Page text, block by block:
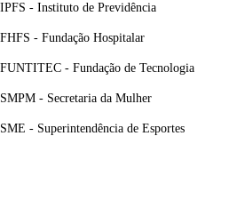
IPFS - Instituto de Previdência
FHFS - Fundação Hospitalar
FUNTITEC - Fundação de Tecnologia
SMPM - Secretaria da Mulher
SME - Superintendência de Esportes